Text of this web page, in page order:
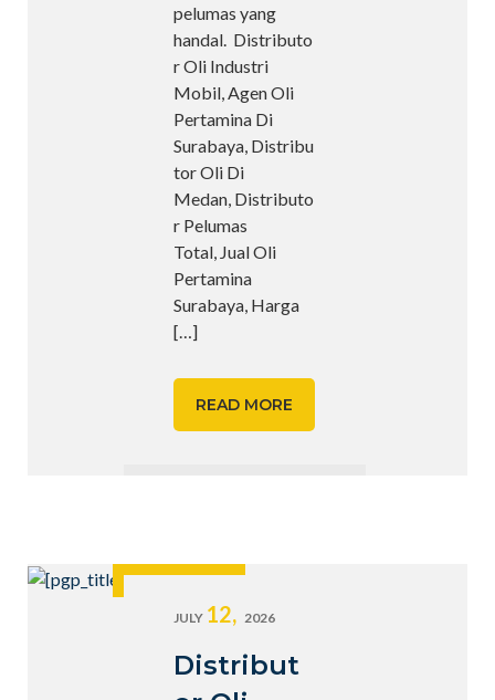
pelumas yang
handal. Distributo
r Oli Industri
Mobil, Agen Oli
Pertamina Di
Surabaya, Distribu
tor Oli Di
Medan, Distributo
r Pelumas
Total, Jual Oli
Pertamina
Surabaya, Harga
[…]
READ MORE
JULY 12, 2026
Distribut